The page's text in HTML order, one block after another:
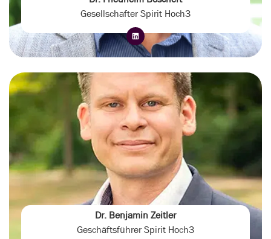
Gesellschafter Spirit Hoch3
Dr. Benjamin Zeitler
Geschäftsführer Spirit Hoch3